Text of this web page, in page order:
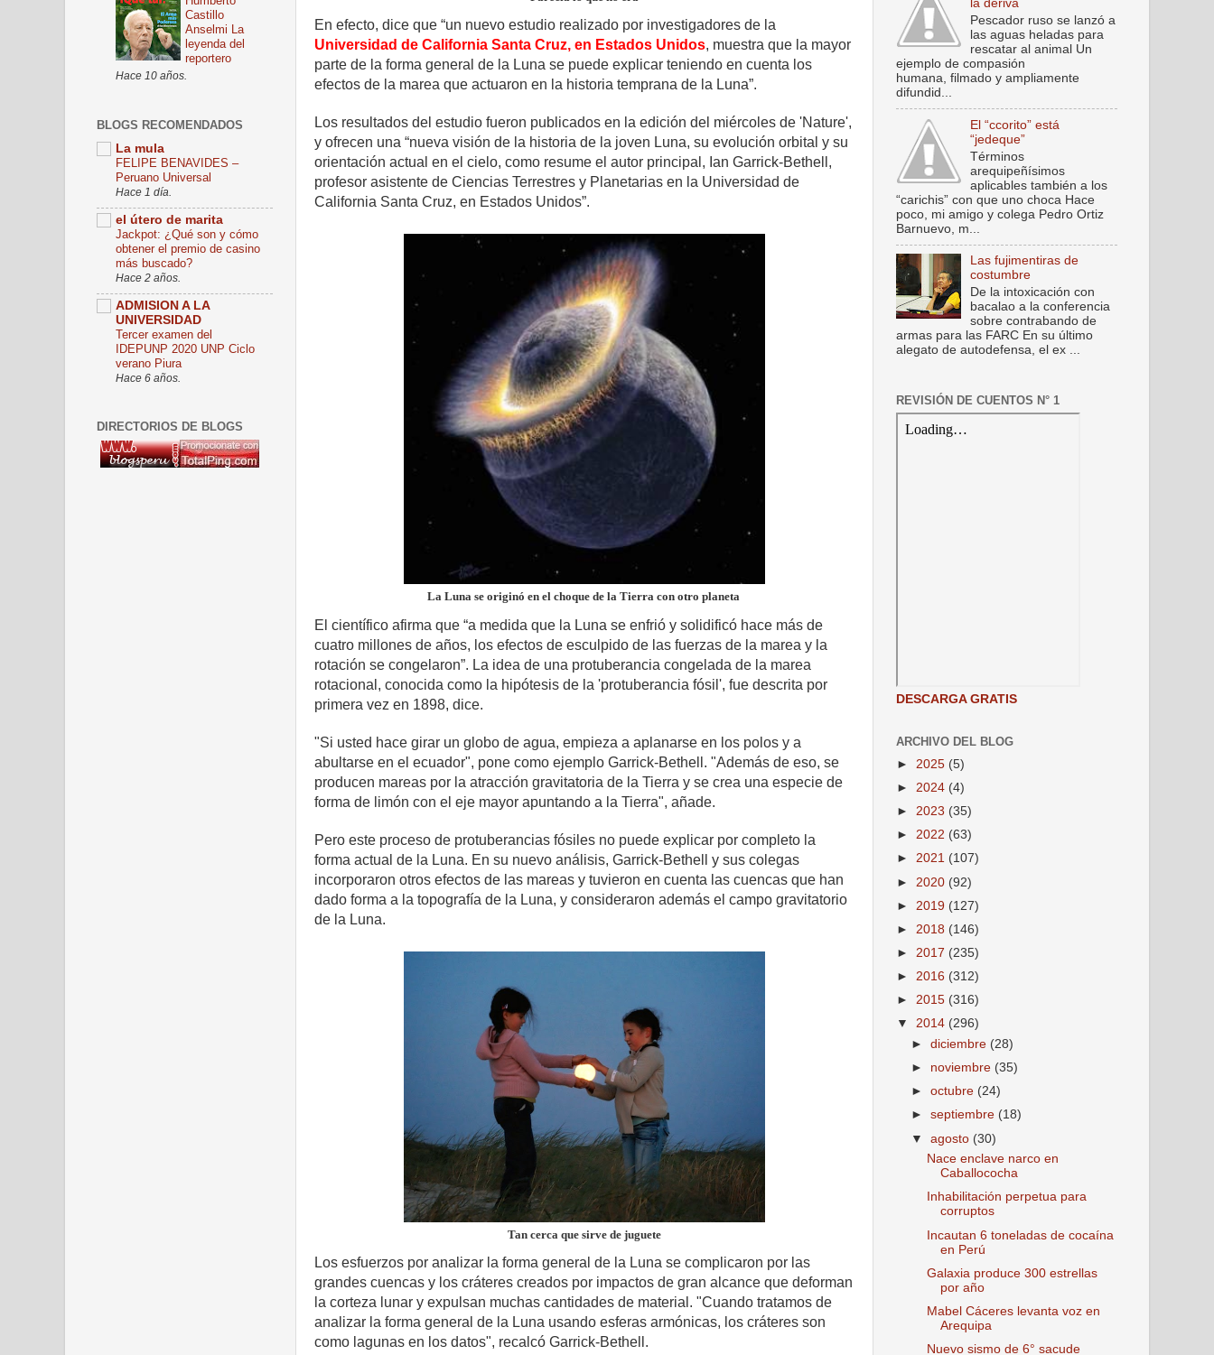
En efecto, dice que “un nuevo estudio realizado por investigadores de la
Universidad de California Santa Cruz, en Estados Unidos, muestra que la mayor
parte de la forma general de la Luna se puede explicar teniendo en cuenta los
efectos de la marea que actuaron en la historia temprana de la Luna”.
Los resultados del estudio fueron publicados en la edición del miércoles de 'Nature',
y ofrecen una “nueva visión de la historia de la joven Luna, su evolución orbital y su
orientación actual en el cielo, como resume el autor principal, Ian Garrick-Bethell,
profesor asistente de Ciencias Terrestres y Planetarias en la Universidad de
California Santa Cruz, en Estados Unidos”.
La Luna se originó en el choque de la Tierra con otro planeta
El científico afirma que “a medida que la Luna se enfrió y solidificó hace más de
cuatro millones de años, los efectos de esculpido de las fuerzas de la marea y la
rotación se congelaron”. La idea de una protuberancia congelada de la marea
rotacional, conocida como la hipótesis de la 'protuberancia fósil', fue descrita por
primera vez en 1898, dice.
"Si usted hace girar un globo de agua, empieza a aplanarse en los polos y a
abultarse en el ecuador", pone como ejemplo Garrick-Bethell. "Además de eso, se
producen mareas por la atracción gravitatoria de la Tierra y se crea una especie de
forma de limón con el eje mayor apuntando a la Tierra", añade.
Pero este proceso de protuberancias fósiles no puede explicar por completo la
forma actual de la Luna. En su nuevo análisis, Garrick-Bethell y sus colegas
incorporaron otros efectos de las mareas y tuvieron en cuenta las cuencas que han
dado forma a la topografía de la Luna, y consideraron además el campo gravitatorio
de la Luna.
Tan cerca que sirve de juguete
Los esfuerzos por analizar la forma general de la Luna se complicaron por las
grandes cuencas y los cráteres creados por impactos de gran alcance que deforman
la corteza lunar y expulsan muchas cantidades de material. "Cuando tratamos de
analizar la forma general de la Luna usando esferas armónicas, los cráteres son
como lagunas en los datos", recalcó Garrick-Bethell.
Castillo
Anselmi La
leyenda del
reportero
Hace 10 años.
BLOGS RECOMENDADOS
La mula
FELIPE BENAVIDES –
Peruano Universal
Hace 1 día.
el útero de marita
Jackpot: ¿Qué son y cómo
obtener el premio de casino
más buscado?
Hace 2 años.
ADMISION A LA
UNIVERSIDAD
Tercer examen del
IDEPUNP 2020 UNP Ciclo
verano Piura
Hace 6 años.
DIRECTORIOS DE BLOGS
la deriva
Pescador ruso se lanzó a
las aguas heladas para
rescatar al animal Un
ejemplo de compasión
humana, filmado y ampliamente
difundid...
El “ccorito” está
“jedeque”
Términos
arequipeñísimos
aplicables también a los
“carichis” con que uno choca Hace
poco, mi amigo y colega Pedro Ortiz
Barnuevo, m...
Las fujimentiras de
costumbre
De la intoxicación con
bacalao a la conferencia
sobre contrabando de
armas para las FARC En su último
alegato de autodefensa, el ex ...
REVISIÓN DE CUENTOS N° 1
DESCARGA GRATIS
ARCHIVO DEL BLOG
► 2025 (5)
► 2024 (4)
► 2023 (35)
► 2022 (63)
► 2021 (107)
► 2020 (92)
► 2019 (127)
► 2018 (146)
► 2017 (235)
► 2016 (312)
► 2015 (316)
▼ 2014 (296)
►diciembre (28)
► noviembre (35)
►octubre (24)
►septiembre (18)
▼agosto (30)
Nace enclave narco en
Caballococha
Inhabilitación perpetua para
corruptos
Incautan 6 toneladas de cocaína
en Perú
Galaxia produce 300 estrellas
por año
Mabel Cáceres levanta voz en
Arequipa
Nuevo sismo de 6° sacude